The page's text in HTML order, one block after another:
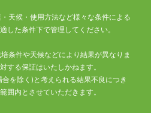
天候・使用方法など様々な条件による
した条件下で管理してください。
条件や天候などにより結果が異なりま
する保証はいたしかねます。
を除く)と考えられる結果不良につき
囲内とさせていただきます。